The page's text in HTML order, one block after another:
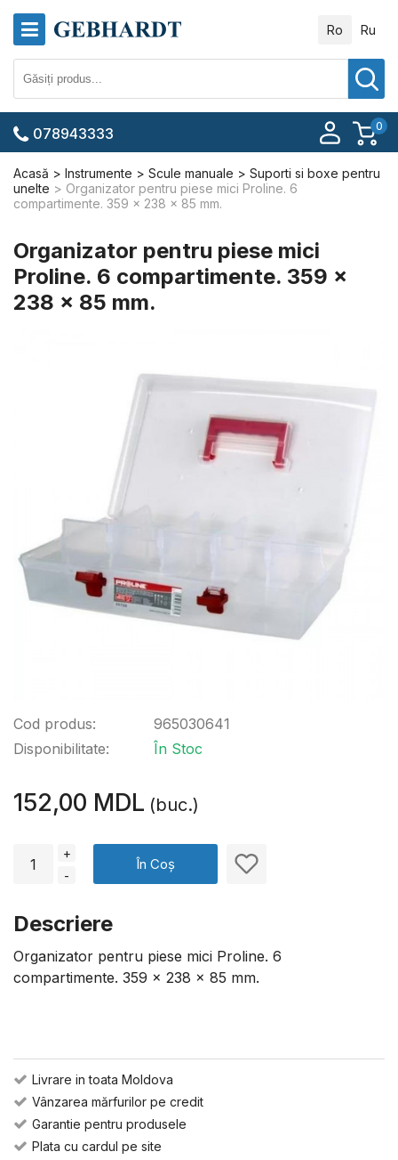
Ro Ru
0
078943333
Acasă Instrumente Scule manuale
Suporti si boxe pentru
unelte
Organizator pentru piese mici Proline. 6
compartimente. 359 x 238 x 85 mm.
Organizator pentru piese mici
Proline. 6 compartimente. 359 x
238 x 85 mm.
Cod produs:
Disponibilitate:
965030641
În Stoc
152,00 MDL (buc.)
+
-
În Coș
Descriere
Organizator pentru piese mici Proline. 6
compartimente. 359 x 238 x 85 mm.
Livrare in toata Moldova
Vânzarea mărfurilor pe credit
Garantie pentru produsele
Plata cu cardul pe site